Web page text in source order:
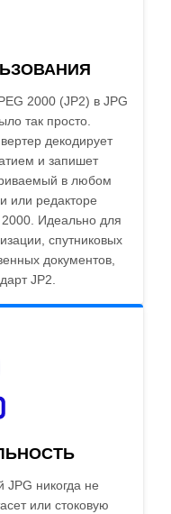
2000 (JP2) в JPG
так просто.
декодирует
и запишет
в любом
или редакторе
2000. Идеально для
спутниковых
документов,
JP2.
никогда не
или стоковую